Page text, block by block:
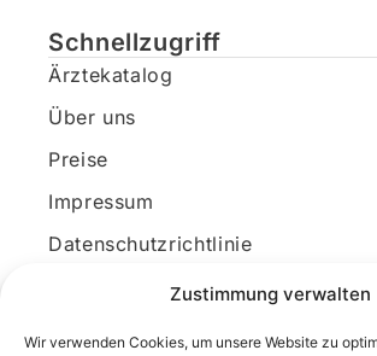
Zustimmung verwalten
Wir verwenden Cookies, um unsere Website zu
Schnellzugriff
Ärztekatalog
Über uns
Preise
Impressum
Datenschutzrichtlinie
Kundenkonto